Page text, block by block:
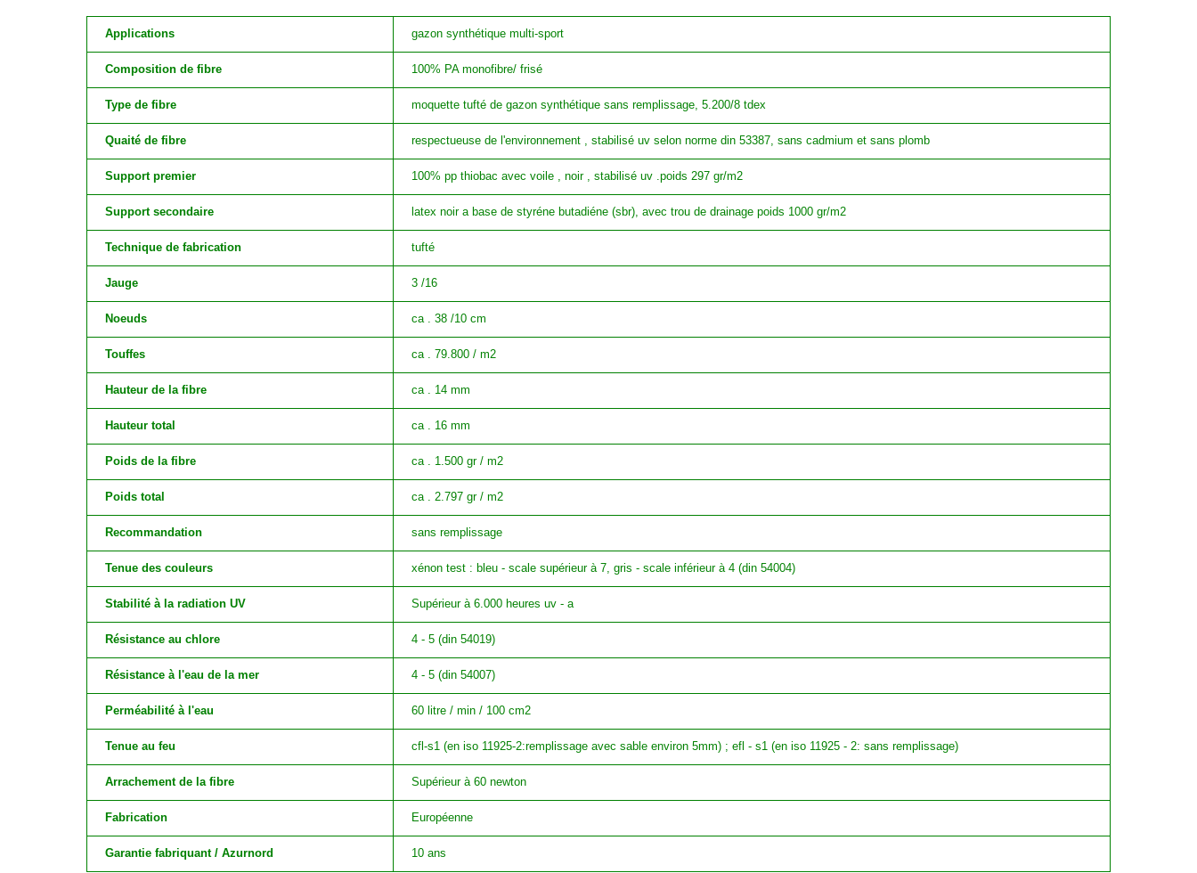
Applications gazon synthétique multi-sport
Composition de fibre 100% PA monofibre/ frisé
Type de fibre moquette tufté de gazon synthétique sans remplissage, 5.200/8 tdex
Quaité de fibre respectueuse de l'environnement , stabilisé uv selon norme din 53387, sans cadmium et sans plomb
Support premier 100% pp thiobac avec voile , noir , stabilisé uv .poids 297 gr/m2
Support secondaire latex noir a base de styréne butadiéne (sbr), avec trou de drainage poids 1000 gr/m2
Technique de fabrication tufté
Jauge 3 /16
Noeuds ca . 38 /10 cm
Touffes ca . 79.800 / m2
Hauteur de la fibre ca . 14 mm
Hauteur total ca . 16 mm
Poids de la fibre ca . 1.500 gr / m2
Poids total ca . 2.797 gr / m2
Recommandation sans remplissage
Tenue des couleurs xénon test : bleu - scale supérieur à 7, gris - scale inférieur à 4 (din 54004)
Stabilité à la radiation UV Supérieur à 6.000 heures uv - a
Résistance au chlore 4 - 5 (din 54019)
Résistance à l'eau de la mer 4 - 5 (din 54007)
Perméabilité à l'eau 60 litre / min / 100 cm2
Tenue au feu cfl-s1 (en iso 11925-2:remplissage avec sable environ 5mm) ; efl - s1 (en iso 11925 - 2: sans remplissage)
Arrachement de la fibre Supérieur à 60 newton
Fabrication Européenne
Garantie fabriquant / Azurnord 10 ans